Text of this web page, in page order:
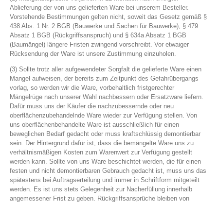
Ablieferung der von uns gelieferten Ware bei unserem Besteller.
Vorstehende Bestimmungen gelten nicht, soweit das Gesetz gemäß §
438 Abs. 1 Nr. 2 BGB (Bauwerke und Sachen für Bauwerke), § 479
Absatz 1 BGB (Rückgriffsanspruch) und § 634a Absatz 1 BGB
(Baumängel) längere Fristen zwingend vorschreibt. Vor etwaiger
Rücksendung der Ware ist unsere Zustimmung einzuholen.
(3) Sollte trotz aller aufgewendeter Sorgfalt die gelieferte Ware einen
Mangel aufweisen, der bereits zum Zeitpunkt des Gefahrübergangs
vorlag, so werden wir die Ware, vorbehaltlich fristgerechter
Mängelrüge nach unserer Wahl nachbessern oder Ersatzware liefern.
Dafür muss uns der Käufer die nachzubessernde oder neu
oberflächenzubehandelnde Ware wieder zur Verfügung stellen. Von
uns oberflächenbehandelte Ware ist ausschließlich für einen
beweglichen Bedarf gedacht oder muss kraftschlüssig demontierbar
sein. Der Hintergrund dafür ist, dass die bemängelte Ware uns zu
verhältnismäßigen Kosten zum Warenwert zur Verfügung gestellt
werden kann. Sollte von uns Ware beschichtet werden, die für einen
festen und nicht demontierbaren Gebrauch gedacht ist, muss uns das
spätestens bei Auftragserteilung und immer in Schriftform mitgeteilt
werden. Es ist uns stets Gelegenheit zur Nacherfüllung innerhalb
angemessener Frist zu geben. Rückgriffsansprüche bleiben von